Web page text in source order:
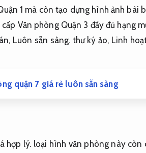
1 mà còn tạo dựng hình ảnh bài
Văn phòng Quận 3 đầy đủ hạng
Luôn sẵn sàng. thư ký ảo, Linh
quận 7 giá rẻ luôn sẵn sàng
hợp lý. loại hình văn phòng này